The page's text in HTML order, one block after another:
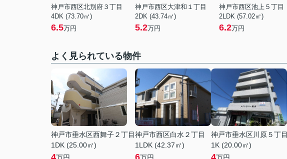
神戸市西区北別府３丁目
4DK (73.70㎡)
6.5万円
神戸市西区大津和１丁目
2DK (43.74㎡)
5.2万円
神戸市西区池上５丁目
2LDK (57.02㎡)
6.2万円
よく見られている物件
神戸市垂水区西舞子２丁目
1DK (25.00㎡)
4
神戸市西区白水２丁目
1LDK (42.37㎡)
6
神戸市垂水区川原５丁目
1K (20.00㎡)
4